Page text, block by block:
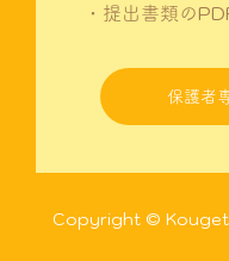
・提出書類の
保護者
Copyright ©